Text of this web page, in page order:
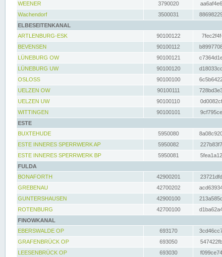
WEENER
3790020
Wachendorf
3500031
ELBESEITENKANAL
ARTLENBURG-ESK
90100122
BEVENSEN
90100112
LÜNEBURG OW
90100121
LÜNEBURG UW
90100120
OSLOSS
90100100
UELZEN OW
90100111
UELZEN UW
90100110
WITTINGEN
90100101
ESTE
BUXTEHUDE
5950080
ESTE INNERES SPERRWERK AP
5950082
ESTE INNERES SPERRWERK BP
5950081
FULDA
BONAFORTH
42900201
GREBENAU
42700202
GUNTERSHAUSEN
42900100
ROTENBURG
42700100
FINOWKANAL
EBERSWALDE OP
693170
GRAFENBRÜCK OP
693050
LEESENBRÜCK OP
693030